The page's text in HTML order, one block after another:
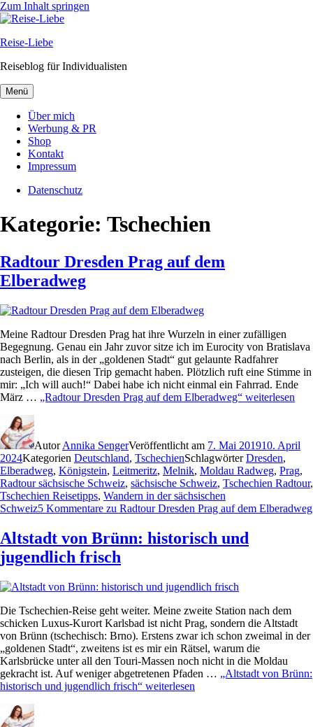
Zum Inhalt springen
Reise-Liebe
Reiseblog für Individualisten
Menü
Über mich
Werbung & PR
Shop
Kontakt
Impressum
Datenschutz
Kategorie: Tschechien
Radtour Dresden Prag auf dem
Elberadweg
Meine Radtour Dresden Prag hat ihre Wurzeln in einer zufälligen
Begegnung. Genau ein Jahr zuvor sitze ich im Eurocity von Bratislava
nach Berlin, als in der „goldenen Stadt“ gut gelaunte Radfahrer
zusteigen, die diesen Trip gemacht haben. Plötzlich ruft eine Stimme in
mir: „Ich will auch!“ Dabei habe ich nicht einmal ein Fahrrad. Ende
März … „Radtour Dresden Prag auf dem Elberadweg“ weiterlesen
AutorAnnika SengerVeröffentlicht am 7. Mai 201910. April
2024Kategorien Deutschland, TschechienSchlagwörterDresden,
Elberadweg, Königstein, Leitmeritz, Melnik, Moldau Radweg, Prag,
Radtour sächsische Schweiz, sächsische Schweiz, Tschechien Radtour,
Tschechien Reisetipps, Wandern in der sächsischen
Schweiz5 Kommentare zu Radtour Dresden Prag auf dem Elberadweg
Altstadt von Brünn: historisch und
jugendlich frisch
Die Tschechien-Reise geht weiter. Meine zweite Station nach dem
schicken Luxus-Kurort Karlsbad ist nicht Prag, sondern die Altstadt
von Brünn (tschechisch: Brno). Erstens zwar ich schon zweimal in der
„goldenen Stadt“, zweitens ist es mir ein Rätsel, warum die
Karlsbrücke unter all den Touri-Massen noch nicht in die Moldau
gekracht ist. Auf weniger abgetretenen Pfaden … „Altstadt von Brünn:
historisch und jugendlich frisch“ weiterlesen